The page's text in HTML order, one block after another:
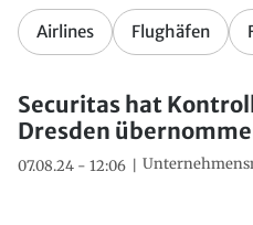
Airlines Flughäfen
Securitas hat
Dresden
07.08.24 - 12:06